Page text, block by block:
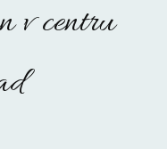
v centru